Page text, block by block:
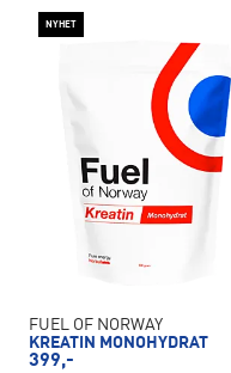
NYHET
FUEL OF NORWAY
KREATIN MONOHYDRAT
399,-